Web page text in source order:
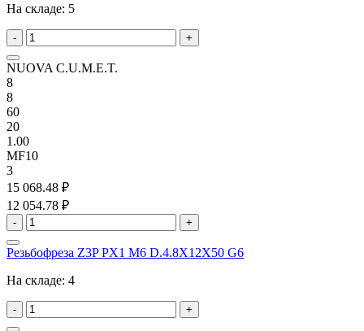
На складе: 5
- +
NUOVA C.U.M.E.T.
8
8
60
20
1.00
MF10
3
15 068.48 ₽
12 054.78 ₽
- +
Резьбофреза Z3P PX1 M6 D.4.8X12X50 G6
На складе: 4
- +